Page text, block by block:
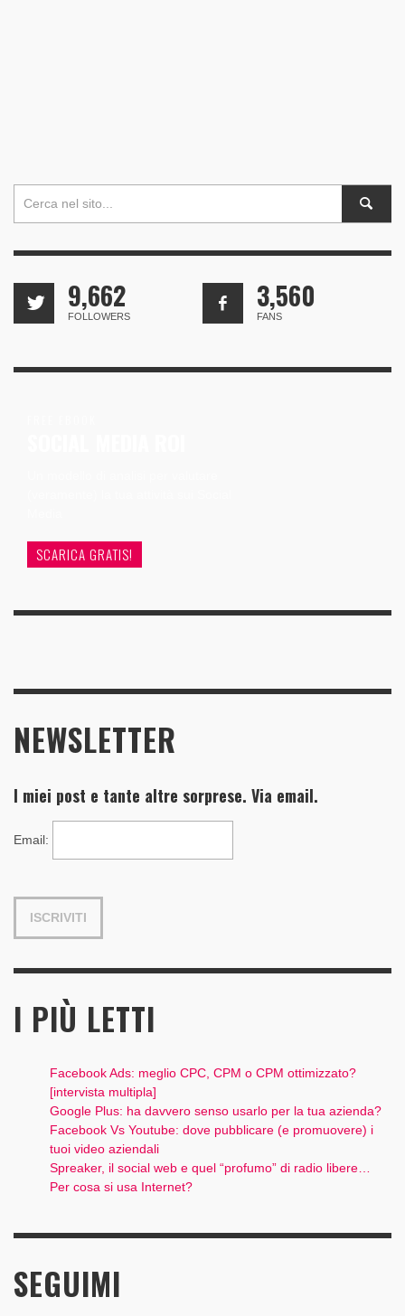
9,662
FOLLOWERS
3,560
FANS
SCARICA GRATIS!
NEWSLETTER
I miei post e tante altre sorprese. Via email.
Email:
I PIÙ LETTI
Facebook Ads: meglio CPC, CPM o CPM ottimizzato?
[intervista multipla]
Google Plus: ha davvero senso usarlo per la tua azienda?
Facebook Vs Youtube: dove pubblicare (e promuovere) i
tuoi video aziendali
Spreaker, il social web e quel “profumo” di radio libere…
Per cosa si usa Internet?
SEGUIMI